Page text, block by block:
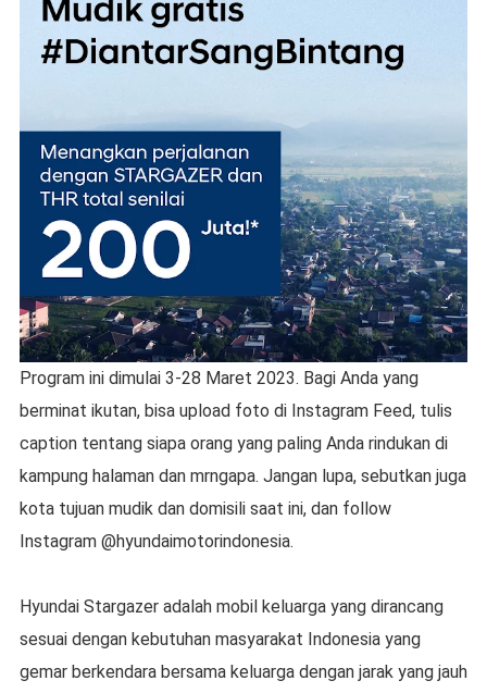
Program ini dimulai 3-28 Maret 2023. Bagi Anda yang
berminat ikutan, bisa upload foto di Instagram Feed, tulis
caption tentang siapa orang yang paling Anda rindukan di
kampung halaman dan mrngapa. Jangan lupa, sebutkan juga
kota tujuan mudik dan domisili saat ini, dan follow
Instagram @hyundaimotorindonesia.
Hyundai Stargazer adalah mobil keluarga yang dirancang
sesuai dengan kebutuhan masyarakat Indonesia yang
gemar berkendara bersama keluarga dengan jarak yang jauh